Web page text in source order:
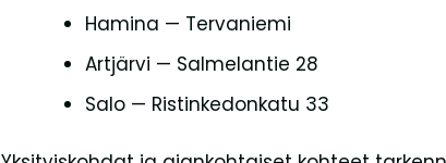
Hamina — Tervaniemi
Artjärvi — Salmelantie 28
Salo — Ristinkedonkatu 33